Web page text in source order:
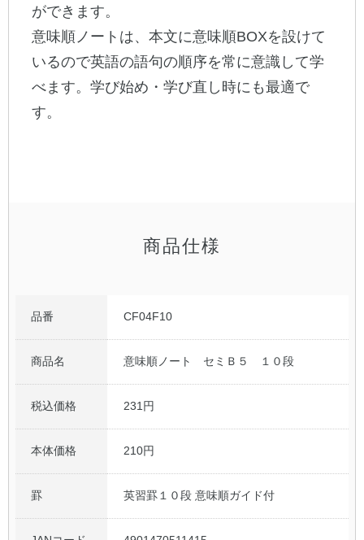
ができます。
意味順ノートは、本文に意味順BOXを設けて
いるので英語の語句の順序を常に意識して学
べます。学び始め・学び直し時にも最適で
す。
商品仕様
品番 CF04F10
商品名 意味順ノート セミＢ５ １０段
税込価格 231円
本体価格 210円
罫 英習罫１０段 意味順ガイド付